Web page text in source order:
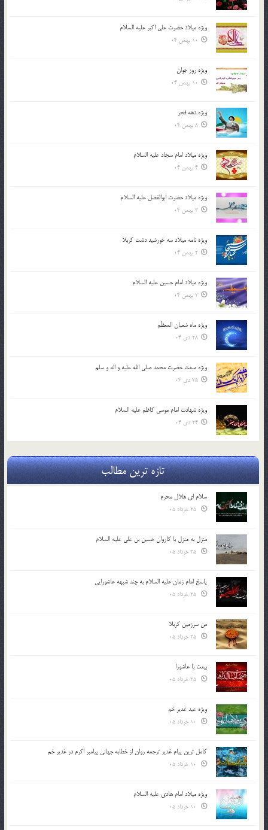
ویژه میلاد حضرت علی اکبر علیه السلام
10 بهمن 04
ویژه روز جوان
10 بهمن 04
ویژه دهه فجر
8 بهمن 04
ویژه میلاد امام سجاد علیه السلام
4 بهمن 04
ویژه میلاد حضرت ابوالفضل علیه السلام
3 بهمن 04
ویژه نامه میلاد سه خورشید دشت کربلا
2 بهمن 04
ویژه میلاد امام حسین علیه السلام
2 بهمن 04
ویژه ماه شعبان المعظّم
28 دی 04
ویژه مبعث حضرت محمد صلی الله علیه و اله و سلم
25 دی 04
ویژه شهادت امام موسی کاظم علیه السلام
24 دی 04
تازه ترین مطالب
سلام ای هلال محرم
منزل به منزل با کاروان حسین بن علی علیه السلام
پاسخ امام زمان علیه السلام به چند شبهه عاشورایی
من سرزمین کربلا
بیعت با عاشورا
ویژه عید غدیر خم
کامل ترین پیام غدیر ترجمه روان از خطابه جهانی پیامبر اکرم در غدیر خم
ویژه میلاد امام هادی علیه السلام